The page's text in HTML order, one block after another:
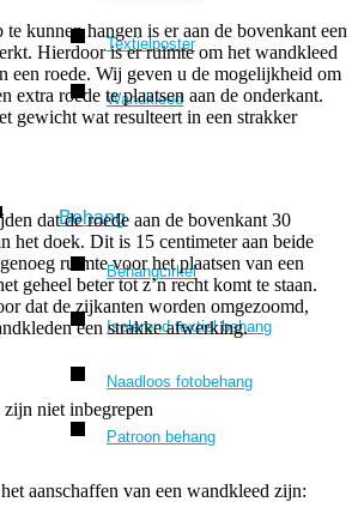
Textielposter
Wandkleed
Behang
Behangcirkel
Isolerend textiel behang
Naadloos fotobehang
Patroon behang
kunnen hangen is er aan de bovenkant een
Hierdoor is er ruimte om het wandkleed
een roede. Wij geven u de mogelijkheid om
extra roede te plaatsen aan de onderkant.
gewicht wat resulteert in een strakker
dat de roede aan de bovenkant 30
het doek. Dit is 15 centimeter aan beide
ruimte voor het plaatsen van een
geheel beter tot z’n recht komt te staan.
dat de zijkanten worden omgezoomd,
een strakke afwerking.
niet inbegrepen
aanschaffen van een wandkleed zijn: